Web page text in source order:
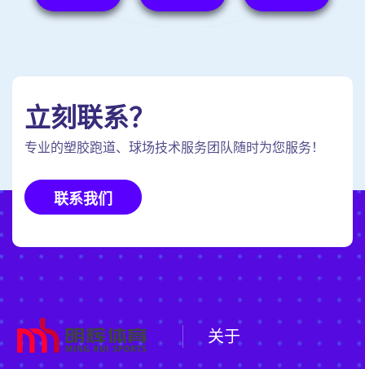
立刻联系？
专业的塑胶跑道、球场技术服务团队随时为您服务！
联系我们
关于